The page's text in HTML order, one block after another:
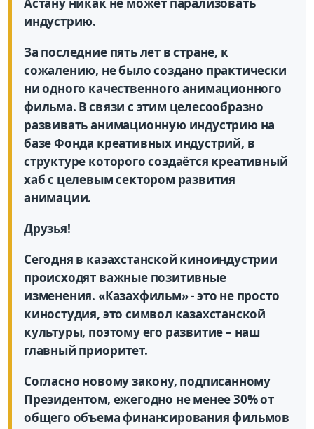
индустрию.
За последние пять лет в стране, к
сожалению, не было создано практически
ни одного качественного анимационного
фильма. В связи с этим целесообразно
развивать анимационную индустрию на
базе Фонда креативных индустрий, в
структуре которого создаётся креативный
хаб с целевым сектором развития
анимации.
Друзья!
Сегодня в казахстанской киноиндустрии
происходят важные позитивные
изменения. «Казахфильм» - это не просто
киностудия, это символ казахстанской
культуры, поэтому его развитие – наш
главный приоритет.
Согласно новому закону, подписанному
Президентом, ежегодно не менее 30% от
общего объема финансирования фильмов